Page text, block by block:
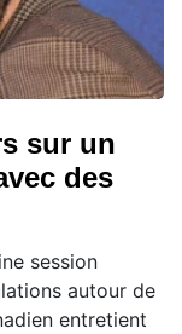
sur un
des
session
autour de
entretient